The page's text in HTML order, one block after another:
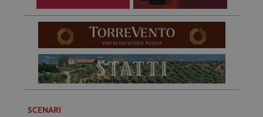
SCENARI